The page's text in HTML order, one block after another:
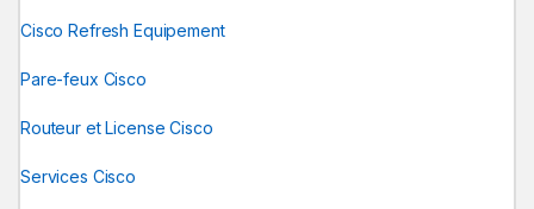
Cisco Refresh Equipement
Pare-feux Cisco
Routeur et License Cisco
Services Cisco